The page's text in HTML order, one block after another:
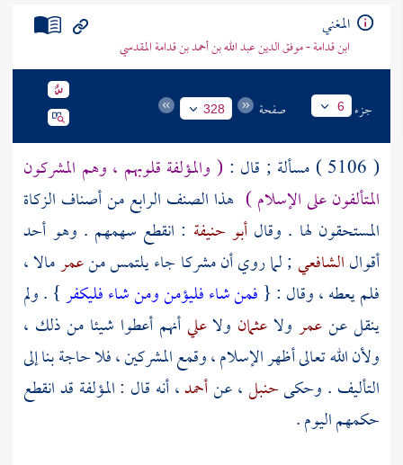
المغني
ابن قدامة - موفق الدين عبد الله بن أحمد بن قدامة المقدسي
جزء 6 صفحة 328
( 5106 ) مسألة ; قال :
( والمؤلفة قلوبهم ، وهم المشركون
المتألفون على الإسلام ) هذا الصنف الرابع من أصناف الزكاة
المستحقون لها . وقالأبو حنيفة : انقطع سهمهم . وهو أحد
أقوالالشافعي; لما روي أن مشركا جاء يلتمس منعمرمالا ،
فلم يعطه ، وقال : { فمن شاء فليؤمن ومن شاء فليكفر} . ولم
ينقل عنعمر ولاعثمان ولاعليأنهم أعطوا شيئا من ذلك ،
ولأن الله تعالى أظهر الإسلام ، وقمع المشركين ، فلا حاجة بنا إلى
التأليف . وحكىحنبل، عنأحمد، أنه قال : المؤلفة قد انقطع
حكمهم اليوم .